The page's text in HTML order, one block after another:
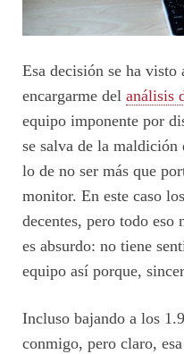
Esa decisión se ha
encargarme del análisis
equipo imponente por
se salva de la maldición
lo de no ser más que
monitor. En este caso
decentes, pero todo
es absurdo: no tiene
equipo así porque,
Incluso bajando a los
conmigo, pero claro,